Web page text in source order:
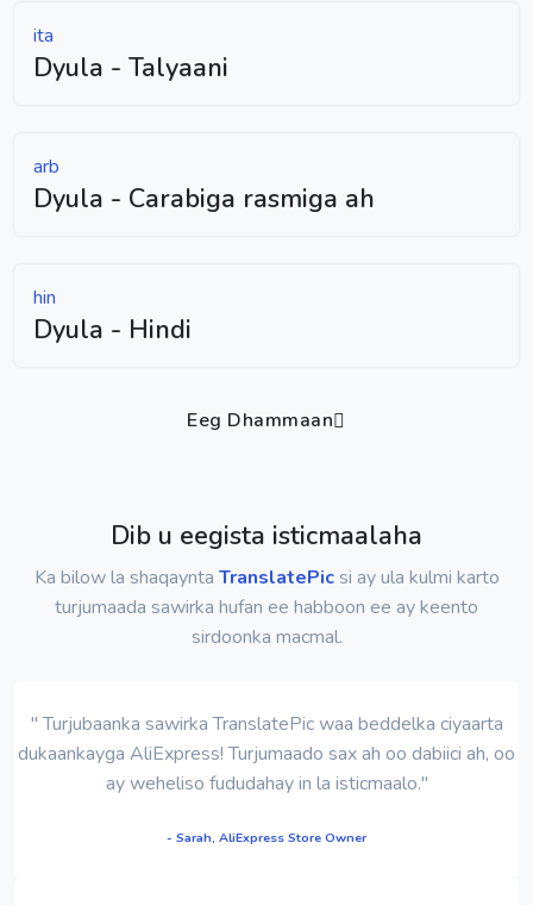
ita
Dyula - Talyaani
arb
Dyula - Carabiga rasmiga ah
hin
Dyula - Hindi
Eeg Dhammaan
Dib u eegista isticmaalaha
Ka bilow la shaqaynta TranslatePicsi ay ula kulmi karto
turjumaada sawirka hufan ee habboon ee ay keento
sirdoonka macmal.
" Turjubaanka sawirka TranslatePic waa beddelka ciyaarta
dukaankayga AliExpress! Turjumaado sax ah oo dabiici ah, oo
ay weheliso fududahay in la isticmaalo."
- Sarah, AliExpress Store Owner